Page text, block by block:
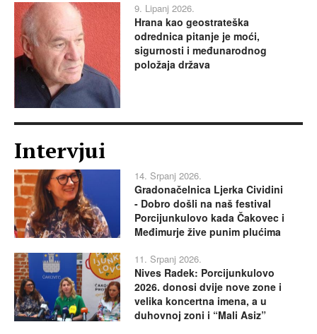
9. Lipanj 2026.
Hrana kao geostrateška
odrednica pitanje je moći,
sigurnosti i međunarodnog
položaja država
Intervjui
14. Srpanj 2026.
Gradonačelnica Ljerka Cividini
- Dobro došli na naš festival
Porcijunkulovo kada Čakovec i
Međimurje žive punim plućima
11. Srpanj 2026.
Nives Radek: Porcijunkulovo
2026. donosi dvije nove zone i
velika koncertna imena, a u
duhovnoj zoni i “Mali Asiz”